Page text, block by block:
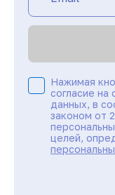
Нажимая
согласие
данных, в
законом от
целей,